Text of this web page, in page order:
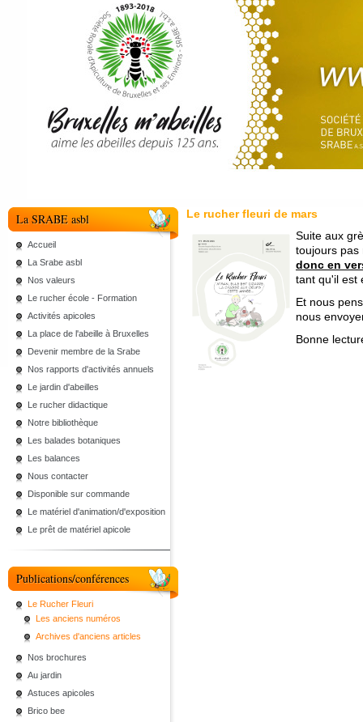
La SRABE asbl
Accueil
La Srabe asbl
Nos valeurs
Le rucher école - Formation
Activités apicoles
La place de l'abeille à Bruxelles
Devenir membre de la Srabe
Nos rapports d'activités annuels
Le jardin d'abeilles
Le rucher didactique
Notre bibliothèque
Les balades botaniques
Les balances
Nous contacter
Disponible sur commande
Le matériel d'animation/d'exposition
Le prêt de matériel apicole
Publications/conférences
Le Rucher Fleuri
Les anciens numéros
Archives d'anciens articles
Nos brochures
Au jardin
Astuces apicoles
Brico bee
Le rucher fleuri de mars
Suite aux
toujours
donc en
tant qu'il est
Et nous
nous
Bonne